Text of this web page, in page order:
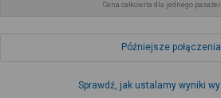
Cena całkowita dla jednego
Późniejsze połączenia
Sprawdź, jak ustalamy wyniki